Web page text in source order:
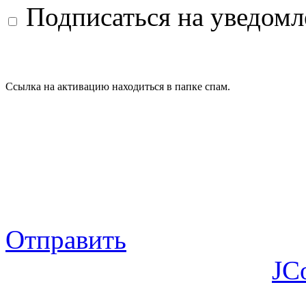
Подписаться на
Ссылка на активацию находиться в папке спам.
Отправить